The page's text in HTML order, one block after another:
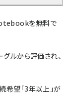
を無料で
ルから評価され、
希望「3年以上」が